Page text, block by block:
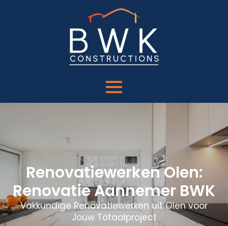
Renovatiewerken Olen:
Renovatie Aannemer BWK
Vakkundige Renovatiewerken uit Olen voor
Jouw Totaalproject